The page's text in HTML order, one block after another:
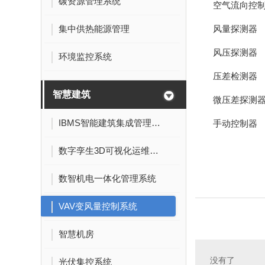
集中供热能源管理
环境监控系统
智慧建筑
IBMS智能建筑集成管理系统
数字孪生3D可视化运维系统
数智机电一体化管理系统
VAV变风量控制系统
智慧机房
光伏集控系统
空气流向控
风量探测器
风压探测器
压差检测器
微压差探测
手动控制器
没有了